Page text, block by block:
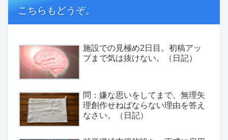
こちらもどうぞ。
施設での見極め2日目。初稿アッ
プまで気は抜けない。（日記）
問：嫌な思いをしてまで、無理矢
理創作せねばならない理由を答え
なさい。（日記）